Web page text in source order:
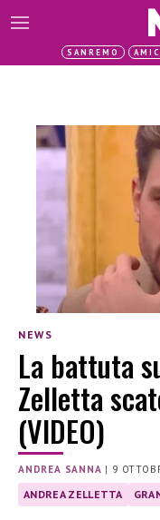
SANREMO
NEWS
La battuta
Zelletta
(VIDEO)
ANDREA SANNA | 9
ANDREA ZELLETTA